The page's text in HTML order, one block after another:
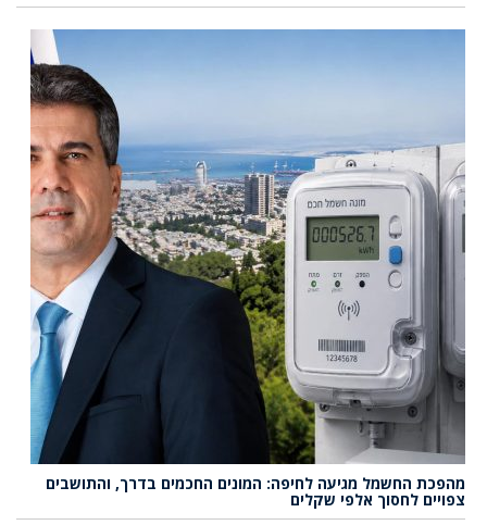
מהפכת החשמל מגיעה לחיפה: המונים החכמים בדרך, והתושבים
צפויים לחסוך אלפי שקלים